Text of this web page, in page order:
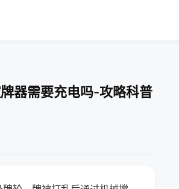
器需要充电吗-攻略科普